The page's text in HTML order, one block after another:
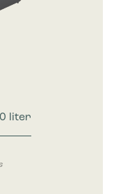
liter